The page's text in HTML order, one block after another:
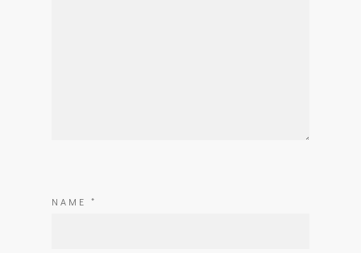
NAME *